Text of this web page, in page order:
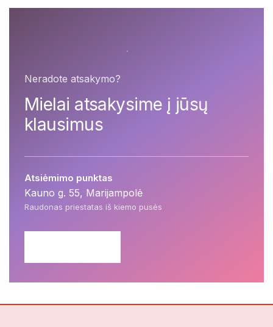
Neradote atsakymo?
Mielai atsakysime į jūsų
klausimus
Atsiėmimo punktas
Kauno g. 55, Marijampolė
Raudonas priestatas iš kiemo pusės